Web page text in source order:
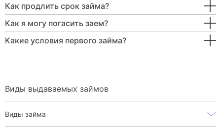
Как продлить срок займа?
Как я могу погасить заем?
Какие условия первого займа?
Виды выдаваемых займов
Виды займа